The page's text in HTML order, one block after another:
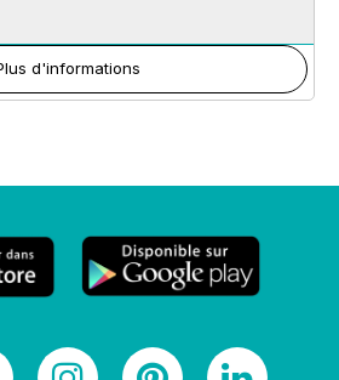
d'informations